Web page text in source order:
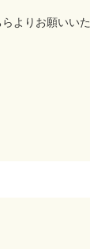
よりお願いいた